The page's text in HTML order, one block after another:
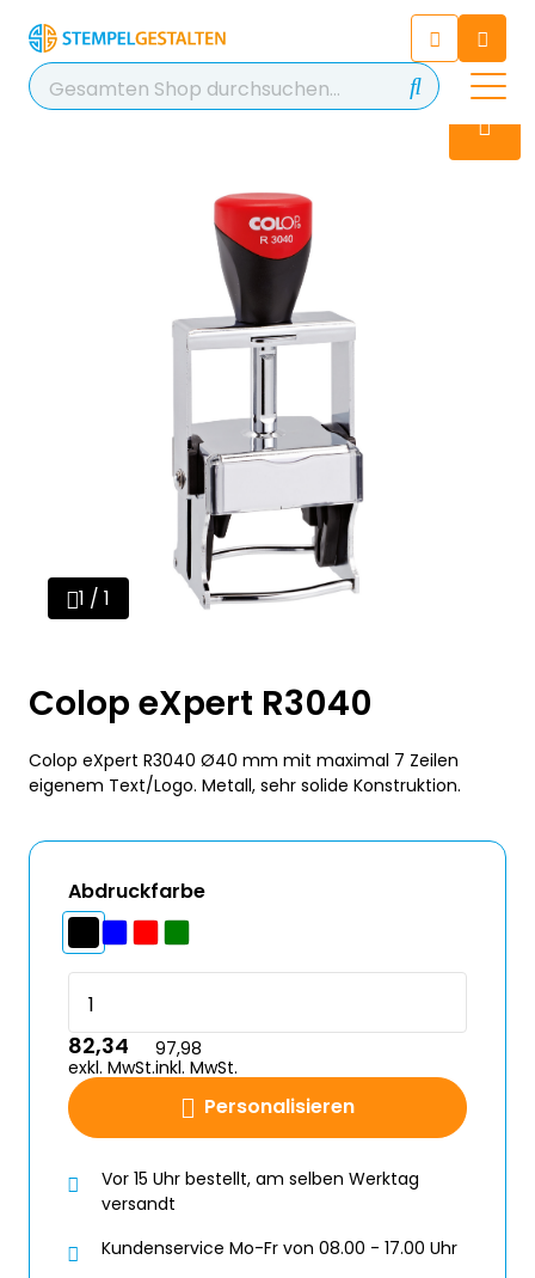
Chatten Sie 24/7 mit unserem
hilfreichen Chatbot
Kontakt
+49 2038 0480 403
1 / 1
Colop eXpert R3040
Colop eXpert R3040 Ø40 mm mit maximal 7 Zeilen
eigenem Text/Logo. Metall, sehr solide Konstruktion.
Abdruckfarbe
Personalisieren
82,34
exkl. MwSt.
97,98
inkl. MwSt.
Vor 15 Uhr bestellt, am selben Werktag
versandt
Kundenservice Mo-Fr von 08.00 - 17.00 Uhr